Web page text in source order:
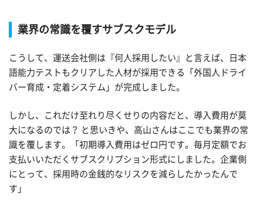
業界の常識を覆すサブスクモデル
こうして、運送会社側は『何人採用したい』と言えば、日本
語能力テストもクリアした人材が採用できる「外国人ドライ
バー育成・定着システム」が完成しました。
しかし、これだけ至れり尽くせりの内容だと、導入費用が莫
大になるのでは？ と思いきや、高山さんはここでも業界の常
識を覆します。「初期導入費用はゼロ円です。毎月定額でお
支払いいただくサブスクリプション形式にしました。企業側
にとって、採用時の金銭的なリスクを減らしたかったんで
す」